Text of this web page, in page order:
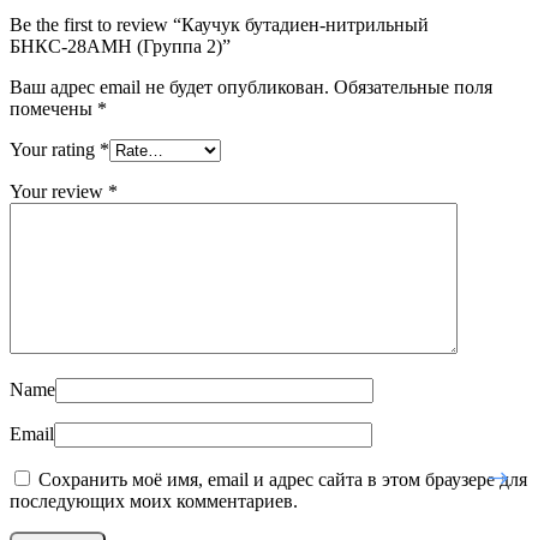
Be the first to review “Каучук бутадиен-нитрильный
БНКС-28АМН (Группа 2)”
Ваш адрес email не будет опубликован. Обязательные поля
помечены *
Your rating *
Your review *
Name
Email
Сохранить моё имя, email и адрес сайта в этом браузере для
последующих моих комментариев.